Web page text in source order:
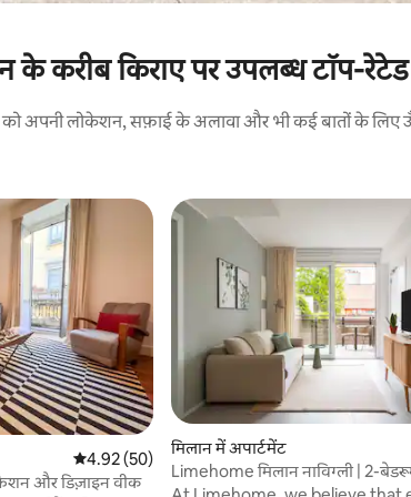
के करीब किराए पर उपलब्ध टॉप-रेटेड
अपनी लोकेशन, सफ़ाई के अलावा और भी कई बातों के लिए
औसत रेटिंग 5 में से 4.92, 50 समीक्षाएँ
4.92 (50)
फ़ैशन और डिज़ाइन वीक
मिलान में अपार्टमेंट
Limehome मिलान नाविग्ली | 2-
अपार्टमेंट + छत